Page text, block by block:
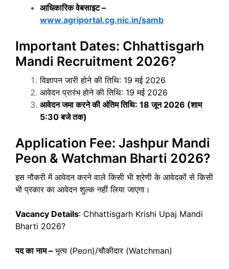
आधिकारिक वेबसाइट –
www.agriportal.cg.nic.in/samb
Important Dates: Chhattisgarh
Mandi Recruitment 2026?
विज्ञापन जारी होने की तिथि: 19 मई 2026
आवेदन प्रारंभ होने की तिथि: 19 मई 2026
आवेदन जमा करने की अंतिम तिथि: 18 जून 2026 (शाम
5:30 बजे तक)
Application Fee: Jashpur Mandi
Peon & Watchman Bharti 2026?
इस नौकरी में आवेदन करने वाले किसी भी श्रेणी के आवेदकों से किसी
भी प्रकार का आवेदन शुल्क नहीं लिया जाएगा।
Vacancy Details: Chhattisgarh Krishi Upaj Mandi
Bharti 2026?
पद का नाम – भृत्य (Peon)/चौकीदार (Watchman)